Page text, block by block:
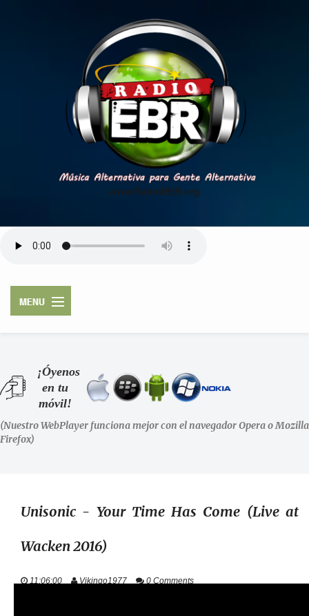
www.RadioEBR.org
SHOWS
LA RADIO
STAFF
EVENTOS
+ INFO
¡Óyenos
en tu
móvil!
(Nuestro WebPlayer funciona mejor con el navegador Opera o Mozilla
Firefox)
Unisonic - Your Time Has Come (Live at
Wacken 2016)
11:06:00 Vikingo1977 0 Comments